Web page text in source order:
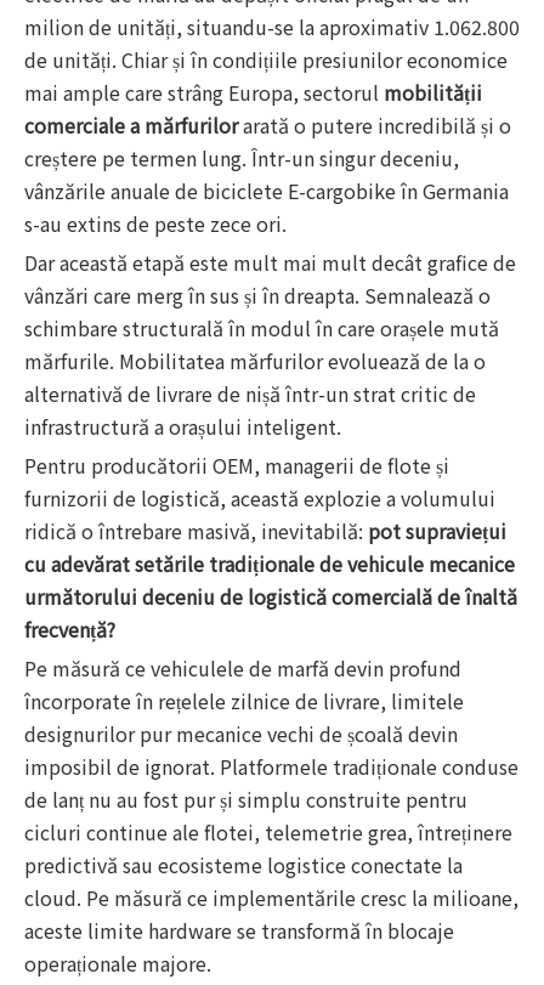
milion de unități, situandu-se la aproximativ 1.062.800
de unități. Chiar și în condițiile presiunilor economice
mai ample care strâng Europa, sectorul mobilității
comerciale a mărfurilorarată o putere incredibilă și o
creștere pe termen lung. Într-un singur deceniu,
vânzările anuale de biciclete E-cargobike în Germania
s-au extins de peste zece ori.
Dar această etapă este mult mai mult decât grafice de
vânzări care merg în sus și în dreapta. Semnalează o
schimbare structurală în modul în care orașele mută
mărfurile. Mobilitatea mărfurilor evoluează de la o
alternativă de livrare de nișă într-un strat critic de
infrastructură a orașului inteligent.
Pentru producătorii OEM, managerii de flote și
furnizorii de logistică, această explozie a volumului
ridică o întrebare masivă, inevitabilă: pot supraviețui
cu adevărat setările tradiționale de vehicule mecanice
următorului deceniu de logistică comercială de înaltă
frecvență?
Pe măsură ce vehiculele de marfă devin profund
încorporate în rețelele zilnice de livrare, limitele
designurilor pur mecanice vechi de școală devin
imposibil de ignorat. Platformele tradiționale conduse
de lanț nu au fost pur și simplu construite pentru
cicluri continue ale flotei, telemetrie grea, întreținere
predictivă sau ecosisteme logistice conectate la
cloud. Pe măsură ce implementările cresc la milioane,
aceste limite hardware se transformă în blocaje
operaționale majore.